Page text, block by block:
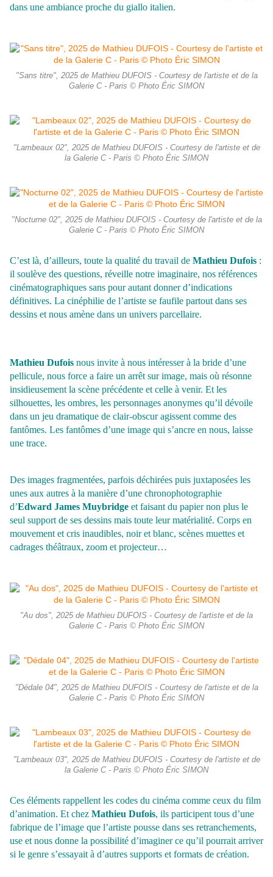
dans une ambiance proche du giallo italien.
"Sans titre", 2025 de Mathieu DUFOIS - Courtesy de l'artiste et de la
Galerie C - Paris © Photo Éric SIMON
"Lambeaux 02", 2025 de Mathieu DUFOIS - Courtesy de l'artiste et de
la Galerie C - Paris © Photo Éric SIMON
"Nocturne 02", 2025 de Mathieu DUFOIS - Courtesy de l'artiste et de la
Galerie C - Paris © Photo Éric SIMON
C’est là, d’ailleurs, toute la qualité du travail de Mathieu Dufois :
il soulève des questions, réveille notre imaginaire, nos références
cinématographiques sans pour autant donner d’indications
définitives. La cinéphilie de l’artiste se faufile partout dans ses
dessins et nous amène dans un univers parcellaire.
Mathieu Dufois nous invite à nous intéresser à la bride d’une
pellicule, nous force a faire un arrêt sur image, mais où résonne
insidieusement la scène précédente et celle à venir. Et les
silhouettes, les ombres, les personnages anonymes qu’il dévoile
dans un jeu dramatique de clair-obscur agissent comme des
fantômes. Les fantômes d’une image qui s’ancre en nous, laisse
une trace.
Des images fragmentées, parfois déchirées puis juxtaposées les
unes aux autres à la manière d’une chronophotographie
d’Edward James Muybridge et faisant du papier non plus le
seul support de ses dessins mais toute leur matérialité. Corps en
mouvement et cris inaudibles, noir et blanc, scènes muettes et
cadrages théâtraux, zoom et projecteur…
"Au dos", 2025 de Mathieu DUFOIS - Courtesy de l'artiste et de la
Galerie C - Paris © Photo Éric SIMON
"Dédale 04", 2025 de Mathieu DUFOIS - Courtesy de l'artiste et de la
Galerie C - Paris © Photo Éric SIMON
"Lambeaux 03", 2025 de Mathieu DUFOIS - Courtesy de l'artiste et de
la Galerie C - Paris © Photo Éric SIMON
Ces éléments rappellent les codes du cinéma comme ceux du film
d’animation. Et chez Mathieu Dufois, ils participent tous d’une
fabrique de l’image que l’artiste pousse dans ses retranchements,
use et nous donne la possibilité d’imaginer ce qu’il pourrait arriver
si le genre s’essayait à d’autres supports et formats de création.